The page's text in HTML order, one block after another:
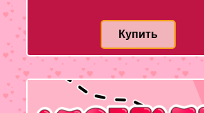
Купить